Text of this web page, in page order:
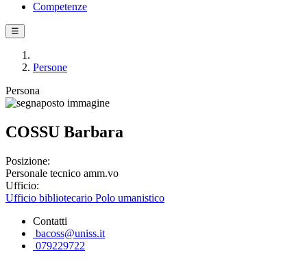
Competenze
☰
Persone
Persona
COSSU Barbara
Posizione:
Personale tecnico amm.vo
Ufficio:
Ufficio bibliotecario Polo umanistico
Contatti
bacoss@uniss.it
079229722